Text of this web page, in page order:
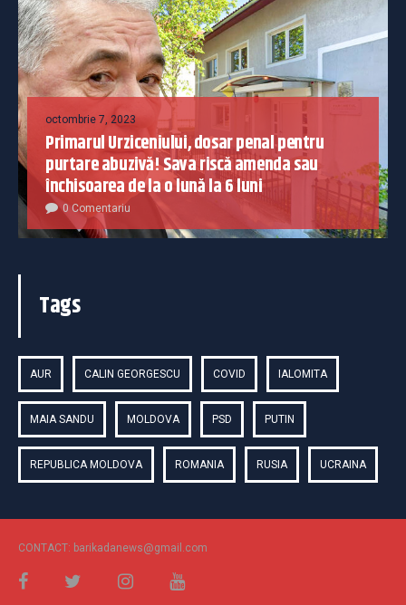
octombrie 7, 2023
Primarul Urziceniului, dosar penal pentru
purtare abuzivă! Sava riscă amenda sau
închisoarea de la o lună la 6 luni
0 Comentariu
Tags
AUR CALIN GEORGESCU COVID IALOMITA
MAIA SANDU MOLDOVA PSD PUTIN
REPUBLICA MOLDOVA ROMANIA RUSIA UCRAINA
CONTACT: barikadanews@gmail.com